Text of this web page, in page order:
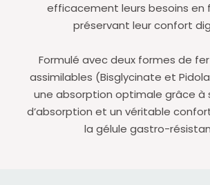
efficacement leurs besoins en
préservant leur confort
Formulé avec deux formes de
assimilables (Bisglycinate et
une absorption optimale grâce à
d’absorption et un véritable
la gélule gastro-